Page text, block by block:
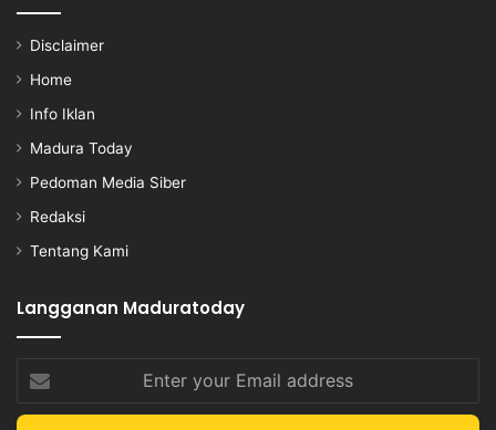
Disclaimer
Home
Info Iklan
Madura Today
Pedoman Media Siber
Redaksi
Tentang Kami
Langganan Maduratoday
your
Email